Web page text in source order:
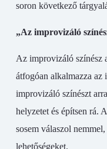
soron következő
„Az improvizáló
Az improvizáló színész
átfogóan alkalmazza
improvizáló színészt
helyzetet és építsen rá.
sosem válaszol
lehetőségeket.